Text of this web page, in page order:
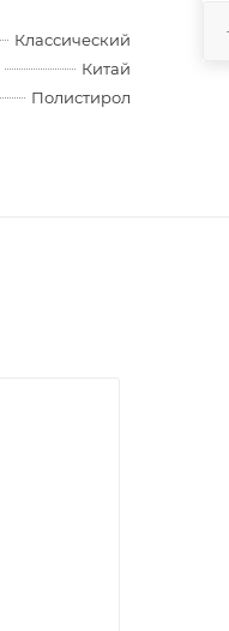
Классический
Китай
Полистирол